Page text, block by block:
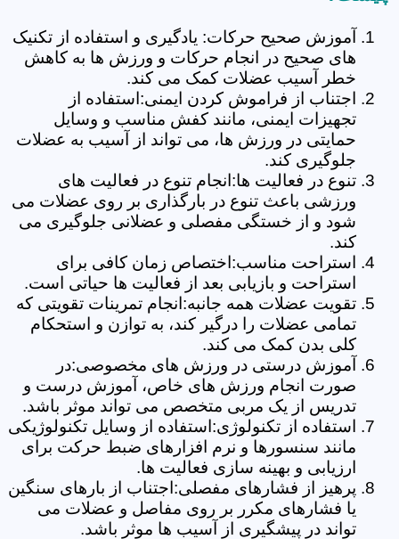
آموزش صحیح حرکات: یادگیری و استفاده از تکنیک
های صحیح در انجام حرکات و ورزش ها به کاهش
خطر آسیب عضلات کمک می کند.
اجتناب از فراموش کردن ایمنی:استفاده از
تجهیزات ایمنی، مانند کفش مناسب و وسایل
حمایتی در ورزش ها، می تواند از آسیب به عضلات
جلوگیری کند.
تنوع در فعالیت ها:انجام تنوع در فعالیت های
ورزشی باعث تنوع در بارگذاری بر روی عضلات می
شود و از خستگی مفصلی و عضلانی جلوگیری می
کند.
استراحت مناسب:اختصاص زمان کافی برای
استراحت و بازیابی بعد از فعالیت ها حیاتی است.
تقویت عضلات همه جانبه:انجام تمرینات تقویتی که
تمامی عضلات را درگیر کند، به توازن و استحکام
کلی بدن کمک می کند.
آموزش درستی در ورزش های مخصوصی:در
صورت انجام ورزش های خاص، آموزش درست و
تدریس از یک مربی متخصص می تواند موثر باشد.
استفاده از تکنولوژی:استفاده از وسایل تکنولوژیکی
مانند سنسورها و نرم افزارهای ضبط حرکت برای
ارزیابی و بهینه سازی فعالیت ها.
پرهیز از فشارهای مفصلی:اجتناب از بارهای سنگین
یا فشارهای مکرر بر روی مفاصل و عضلات می
تواند در پیشگیری از آسیب ها موثر باشد.